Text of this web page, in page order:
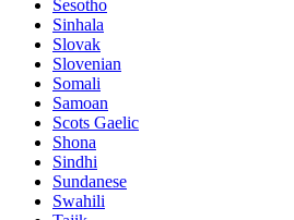
Sesotho
Sinhala
Slovak
Slovenian
Somali
Samoan
Scots Gaelic
Shona
Sindhi
Sundanese
Swahili